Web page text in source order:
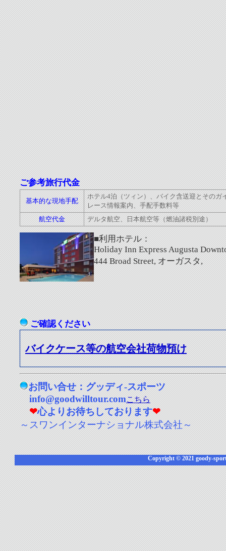
ご参考旅行代金
基本的な現地手配
ホテル4泊（ツィン）、バイク含送迎とそのガ
レース情報案内、手配手数料等
航空代金
デルタ航空、日本航空等（燃油諸税別途）
■利用ホテル：
Holiday Inn Express Augusta
444 Broad Street, オーガスタ,
ご確認ください
バイクケース等の航空会社荷物預け
お問い合せ：グッディ-スポーツ
info@goodwilltour.comこちら
❤心よりお待ちしております❤
～スワンインターナショナル株式会社～
Copyright © 2021 goody-